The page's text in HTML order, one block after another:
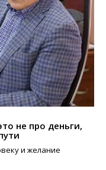
не про деньги,
и желание